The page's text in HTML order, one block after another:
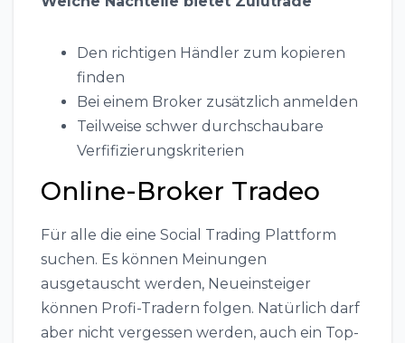
Den richtigen Händler zum kopieren
finden
Bei einem Broker zusätzlich anmelden
Teilweise schwer durchschaubare
Verfifizierungskriterien
Online-Broker Tradeo
Für alle die eine Social Trading Plattform
suchen. Es können Meinungen
ausgetauscht werden, Neueinsteiger
können Profi-Tradern folgen. Natürlich darf
aber nicht vergessen werden, auch ein Top-